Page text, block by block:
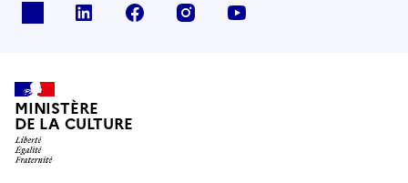
linkedin facebook instagram
MINISTÈRE
DE LA CULTURE